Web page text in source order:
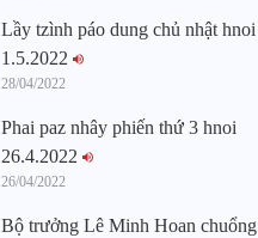
Lầy tzình páo dung chủ nhật hnoi
1.5.2022
28/04/2022
Phai paz nhây phiến thứ 3 hnoi
26.4.2022
26/04/2022
Bộ trưởng Lê Minh Hoan chuổng